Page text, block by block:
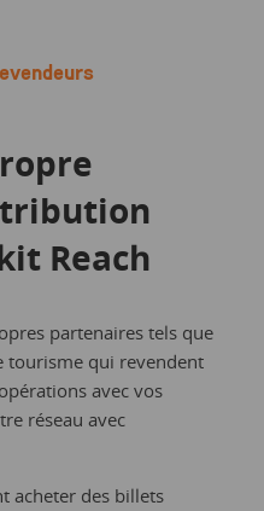
Reach
partenaires tels que
tourisme qui revendent
avec vos
réseau avec
acheter des billets